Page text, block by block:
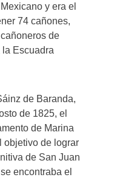
y era el
74 cañones,
de
Escuadra
de Baranda,
de 1825, el
de Marina
objetivo de lograr
de San Juan
encontraba el